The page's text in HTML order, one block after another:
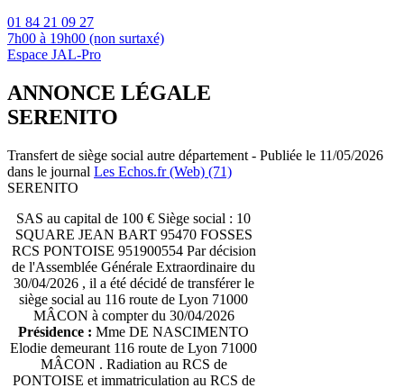
01 84 21 09 27
7h00 à 19h00 (non surtaxé)
Espace JAL-Pro
ANNONCE LÉGALE
SERENITO
Transfert de siège social autre département - Publiée le 11/05/2026
dans le journal Les Echos.fr (Web) (71)
SERENITO
SAS au capital de 100 € Siège social : 10
SQUARE JEAN BART 95470 FOSSES
RCS PONTOISE 951900554 Par décision
de l'Assemblée Générale Extraordinaire du
30/04/2026 , il a été décidé de transférer le
siège social au 116 route de Lyon 71000
MÂCON à compter du 30/04/2026
Présidence : Mme DE NASCIMENTO
Elodie demeurant 116 route de Lyon 71000
MÂCON . Radiation au RCS de
PONTOISE et immatriculation au RCS de